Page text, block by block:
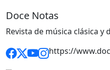
Doce Notas
Revista de música clásica y
https://